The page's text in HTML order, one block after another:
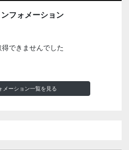
フォメーション
できませんでした
メーション一覧を見る